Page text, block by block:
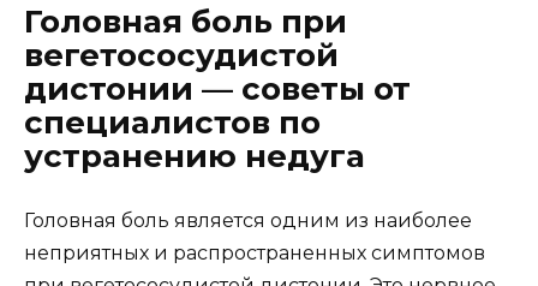
Головная боль при
вегетососудистой
дистонии — советы от
специалистов по
устранению недуга
Головная боль является одним из наиболее
неприятных и распространенных симптомов